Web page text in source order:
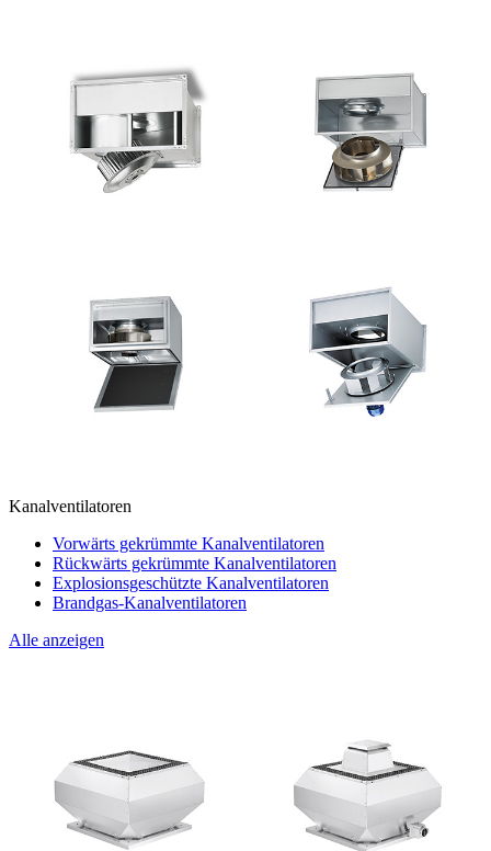
Kanalventilatoren
Vorwärts gekrümmte Kanalventilatoren
Rückwärts gekrümmte Kanalventilatoren
Explosionsgeschützte Kanalventilatoren
Brandgas-Kanalventilatoren
Alle anzeigen